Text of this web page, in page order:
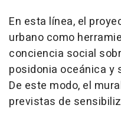
En esta línea, el
urbano como
conciencia social
posidonia oceánica
De este modo, el
previstas de